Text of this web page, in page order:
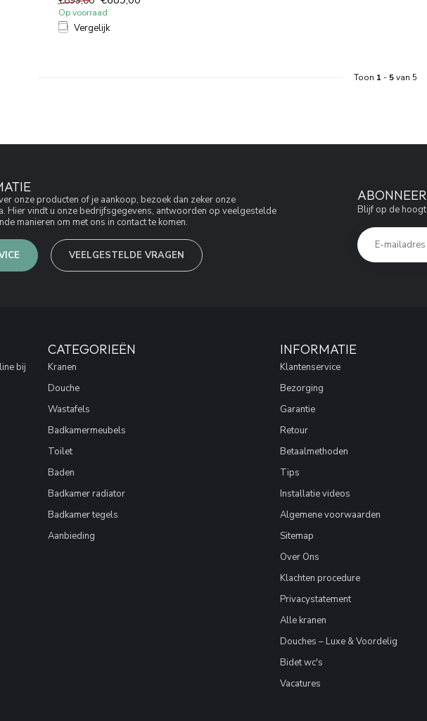
Op voorraad
Vergelijk
Toon 1 - 5van 5
onze producten of je aankoop, bezoek dan zeker onze
Hier vindt u onze bedrijfsgegevens, antwoorden op veelgestelde
manieren om met ons in contact te komen.
VEELGESTELDE VRAGEN
Blijf op de
bij
CATEGORIEËN
Kranen
Douche
Wastafels
Badkamermeubels
Toilet
Baden
Badkamer radiator
Badkamer tegels
Aanbieding
INFORMATIE
Klantenservice
Bezorging
Garantie
Retour
Betaalmethoden
Tips
Installatie videos
Algemene voorwaarden
Sitemap
Over Ons
Klachten procedure
Privacystatement
Alle kranen
Douches – Luxe & Voordelig
Bidet wc's
Vacatures